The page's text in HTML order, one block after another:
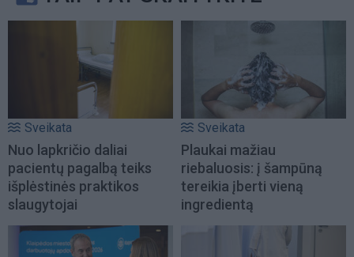
Sveikata
Nuo lapkričio daliai
pacientų pagalbą teiks
išplėstinės praktikos
slaugytojai
Sveikata
Plaukai mažiau
riebaluosis: į šampūną
tereikia įberti vieną
ingredientą